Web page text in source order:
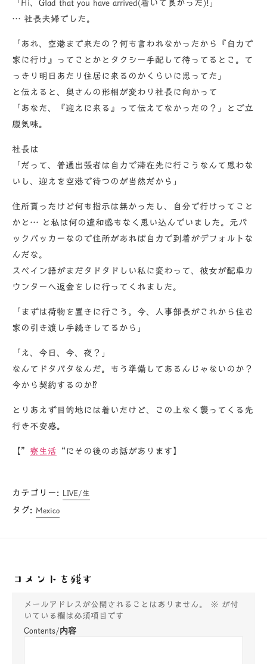
「Hi、Glad that you have arrived(着いて良かった)!」
… 社長夫婦でした。
「あれ、空港まで来たの？何も言われなかったから『自力で
家に行け』ってことかとタクシー手配して待ってるとこ。て
っきり明日あたり住居に来るのかくらいに思ってた」
と伝えると、奥さんの形相が変わり社長に向かって
「あなた、『迎えに来る』って伝えてなかったの？」とご立
腹気味。
社長は
「だって、普通出張者は自力で滞在先に行こうなんて思わな
いし、迎えを空港で待つのが当然だから」
住所貰ったけど何も指示は無かったし、自分で行けってこと
かと… と私は何の違和感もなく思い込んでいました。元バ
ックパッカーなので住所があれば自力で到着がデフォルトな
んだな。
スペイン語がまだタドタドしい私に変わって、彼女が配車カ
ウンターへ返金をしに行ってくれました。
「まずは荷物を置きに行こう。今、人事部長がこれから住む
家の引き渡し手続きしてるから」
「え、今日、今、夜？」
なんてドタバタなんだ。もう準備してあるんじゃないのか？
今から契約するのか⁉
とりあえず目的地には着いたけど、この上なく襲ってくる先
行き不安感。
【” 寮生活 “にその後のお話があります】
カテゴリー: LIVE/生
タグ: Mexico
コメントを残す
メールアドレスが公開されることはありません。 ※ が付
いている欄は必須項目です